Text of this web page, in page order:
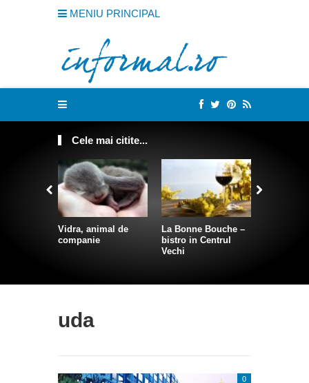
MENIU PRINCIPAL
Cele mai citite...
Vidra, animal de
companie
La Bonne Bouche –
bistro in Centrul
Vechi
uda
0